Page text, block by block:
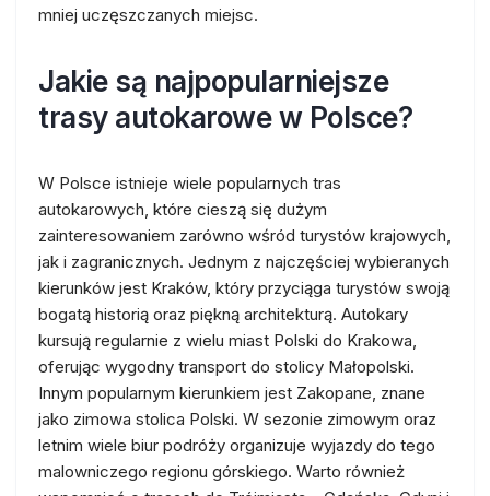
mniej uczęszczanych miejsc.
Jakie są najpopularniejsze
trasy autokarowe w Polsce?
W Polsce istnieje wiele popularnych tras
autokarowych, które cieszą się dużym
zainteresowaniem zarówno wśród turystów krajowych,
jak i zagranicznych. Jednym z najczęściej wybieranych
kierunków jest Kraków, który przyciąga turystów swoją
bogatą historią oraz piękną architekturą. Autokary
kursują regularnie z wielu miast Polski do Krakowa,
oferując wygodny transport do stolicy Małopolski.
Innym popularnym kierunkiem jest Zakopane, znane
jako zimowa stolica Polski. W sezonie zimowym oraz
letnim wiele biur podróży organizuje wyjazdy do tego
malowniczego regionu górskiego. Warto również